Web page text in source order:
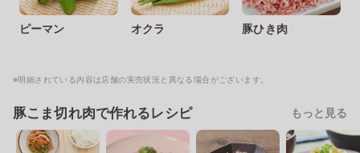
ピーマン オクラ 豚ひき肉
※明細されている内容は店舗の実売状況と異なる場合がございます。
豚こま切れ肉で作れるレシピ もっと見る